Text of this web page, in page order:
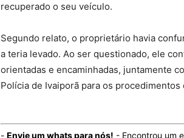
recuperado o seu veículo.
Segundo relato, o proprietário havia
a teria levado. Ao ser questionado, ele
orientadas e encaminhadas, juntamente
Polícia de Ivaiporã para os procedimentos
- Envie um whats para nós! - Encontrou um